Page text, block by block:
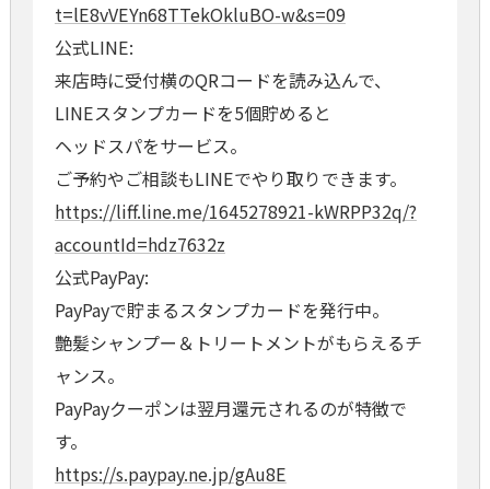
t=lE8vVEYn68TTekOkluBO-w&s=09
公式LINE:
来店時に受付横のQRコードを読み込んで、
LINEスタンプカードを5個貯めると
ヘッドスパをサービス。
ご予約やご相談もLINEでやり取りできます。
https://liff.line.me/1645278921-kWRPP32q/?
accountId=hdz7632z
公式PayPay:
PayPayで貯まるスタンプカードを発行中。
艶髪シャンプー＆トリートメントがもらえるチ
ャンス。
PayPayクーポンは翌月還元されるのが特徴で
す。
https://s.paypay.ne.jp/gAu8E